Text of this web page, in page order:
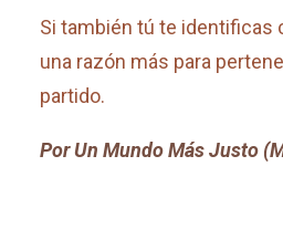
Si también tú te identificas
una razón más para
partido.
Por Un Mundo Más Justo